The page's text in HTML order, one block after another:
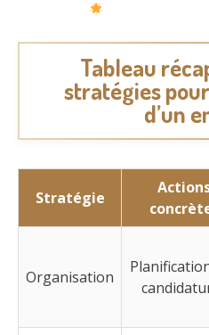
Tableau
stratégies
d’un
Stratégie
Organisation